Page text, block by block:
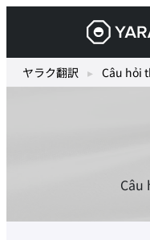
content
ヤ
ラ
ク
翻
の
ヤラク翻訳 ▸ Câu hỏi
Câu